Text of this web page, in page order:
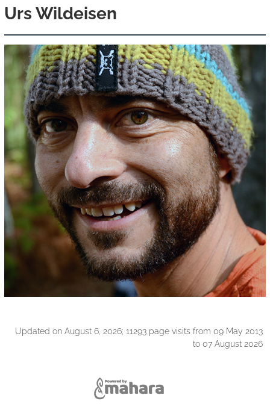
Urs Wildeisen
Updated on August 6, 2026; 11293 page visits from 09 May 2013
to 07 August 2026